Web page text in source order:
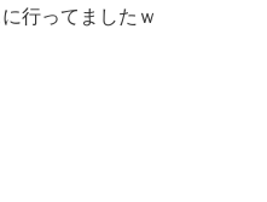
行ってましたｗ